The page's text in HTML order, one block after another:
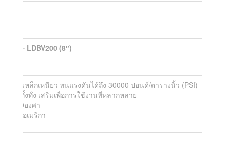
– LDBV200 (8″)
บเท่าเหล็กเหนียว ทนแรงดันได้ถึง 30000 ปอนด์/ตารางนิ้ว (PSI)
รวมทั้งทั่ง เสริมเพื่อการใช้งานที่หลากหลาย
ว 360องศา
สหรัฐอเมริกา